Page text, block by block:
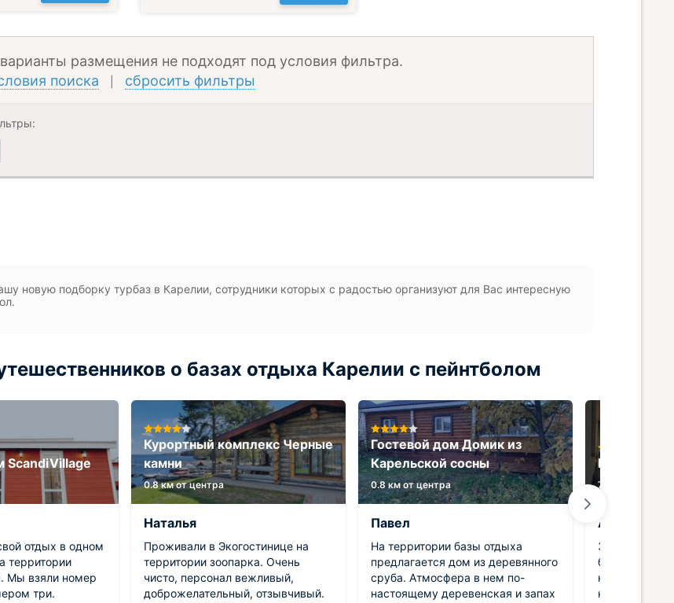
размещения не подходят под условия фильтра.
поиска
сбросить фильтры
новую подборку турбаз в Карелии, сотрудники которых с радостью организуют для Вас интересную
о базах отдыха Карелии с пейнтболом
ScandiVillage
отдых в одном
территории
Мы взяли номер
три.
Курортный комплекс Черные
камни
0.8 км от центра
Наталья
Проживали в Экогостинице на
территории зоопарка. Очень
чисто, персонал вежливый,
доброжелательный, отзывчивый.
Гостевой дом Домик из
Карельской сосны
0.8 км от центра
Павел
На территории базы отдыха
предлагается дом из деревянного
сруба. Атмосфера в нем по-
настоящему деревенская и запах
База
7.4 км от
Анна
Занимали на
базы
невероятно